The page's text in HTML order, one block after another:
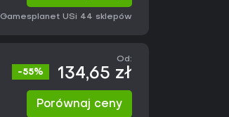
Gamesplanet USi 44 sklepów
-55%
Od:
134,65 zł
Porównaj ceny